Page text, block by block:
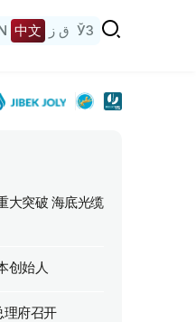
中文 ق ز ЎЗ
大突破 海底光缆
创始人
府召开